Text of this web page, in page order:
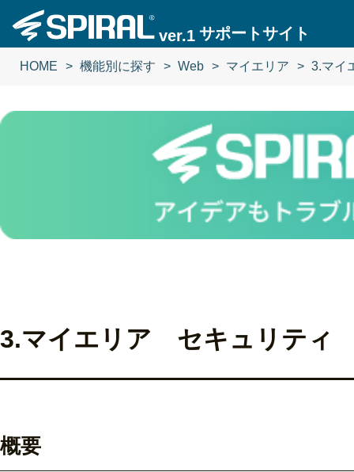
ver.1 サポートサイト
HOME 機能別に探す Web マイエリア 3.マイ
3.マイエリア セキュリティ
概要